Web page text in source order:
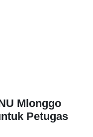
Mlonggo
Petugas